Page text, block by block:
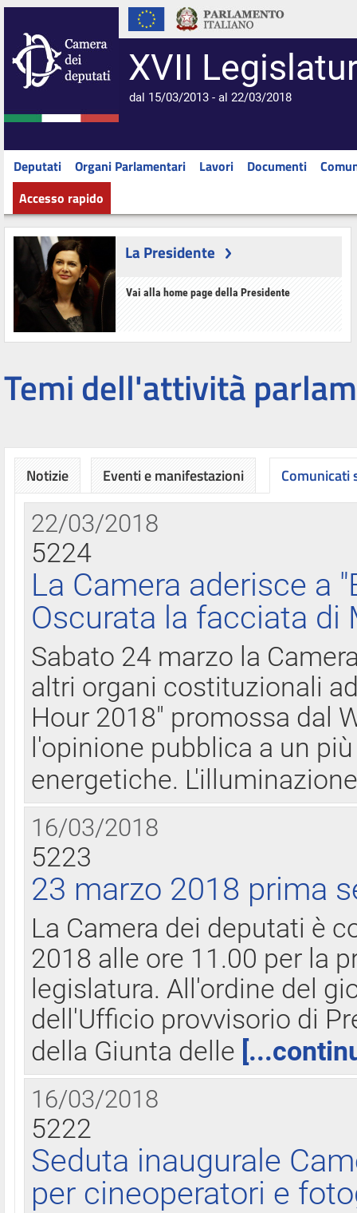
XVII
dal 15/03/2013 - al 22/03/2018
Deputati Organi Parlamentari Lavori Documenti
Accesso rapido
La Presidente
Vai alla home page della Presidente
Temi dell'attività
Notizie Eventi e manifestazioni Comunicati
22/03/2018
5224
La Camera aderisce a
Oscurata la facciata di
Sabato 24 marzo la
altri organi costituzionali
Hour 2018" promossa dal
l'opinione pubblica a un
energetiche.
16/03/2018
5223
23 marzo 2018 prima
La Camera dei deputati è
2018 alle ore 11.00 per la
legislatura. All'ordine del
dell'Ufficio provvisorio di
della Giunta delle
16/03/2018
5222
Seduta inaugurale
per cineoperatori e